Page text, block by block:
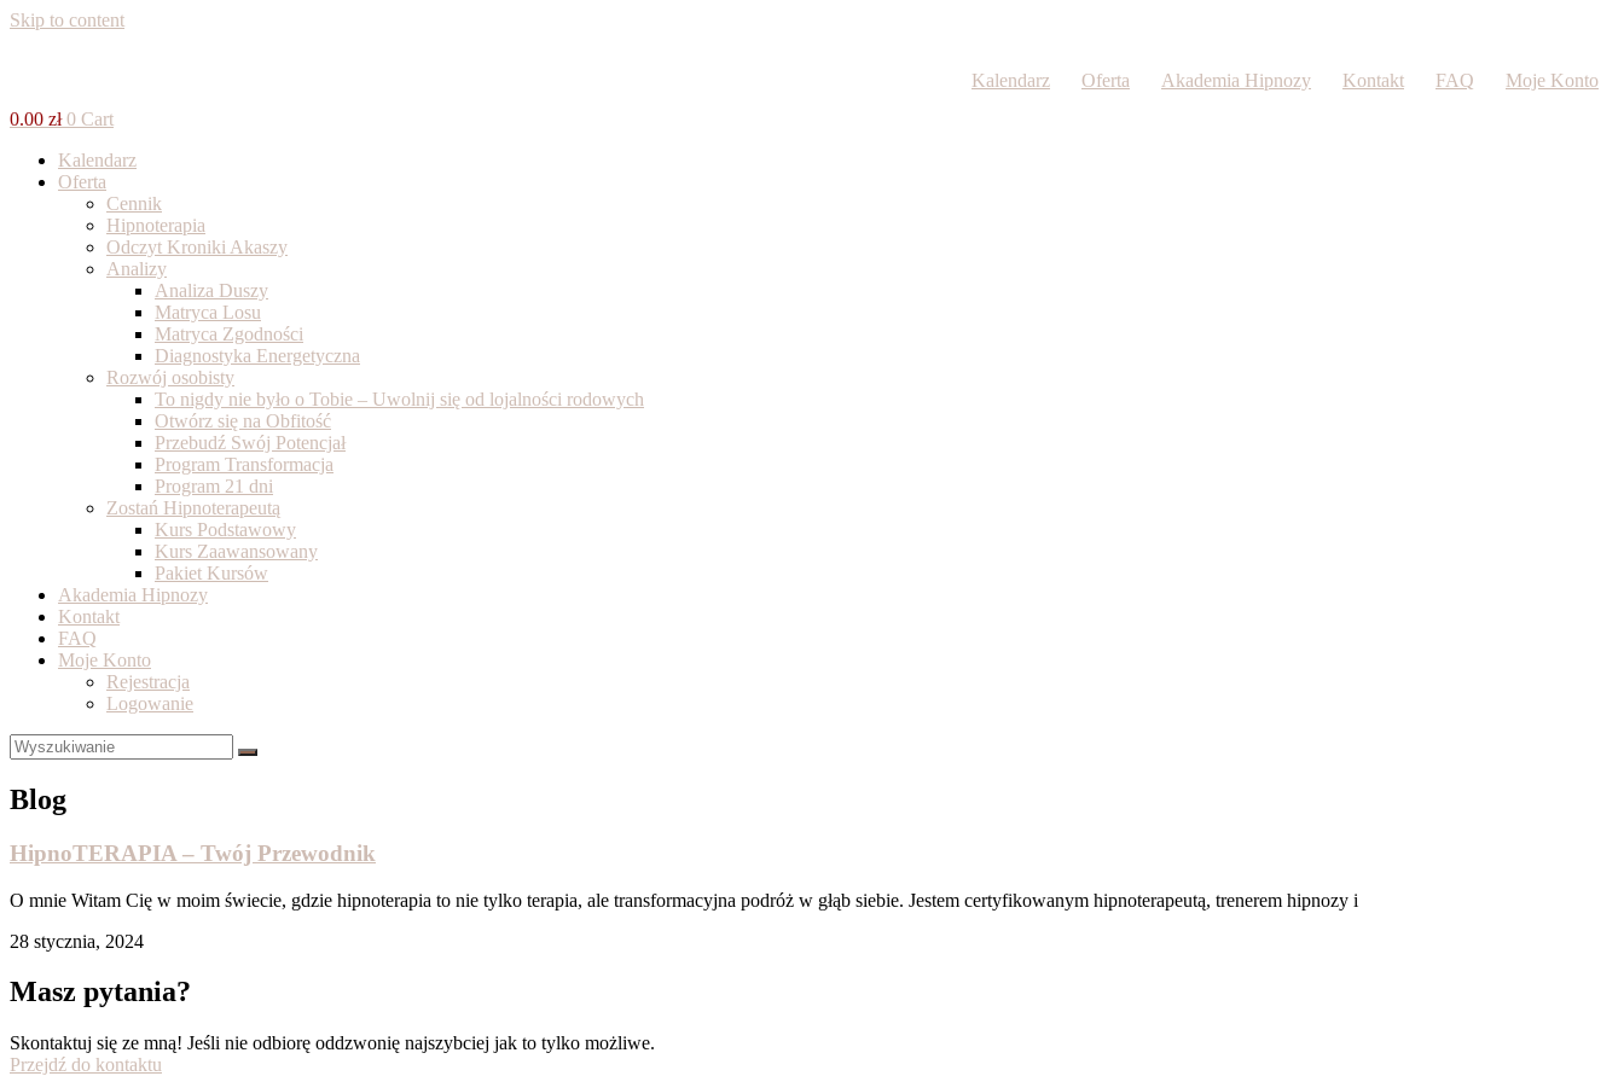
Skip to content
Kalendarz Oferta Akademia Hipnozy Kontakt FAQ
Moje Konto
0.00 zł 0 Cart
Kalendarz
Oferta
Cennik
Hipnoterapia
Odczyt Kroniki Akaszy
Analizy
Analiza Duszy
Matryca Losu
Matryca Zgodności
Diagnostyka Energetyczna
Rozwój osobisty
To nigdy nie było o Tobie – Uwolnij się od lojalności rodowych
Otwórz się na Obfitość
Przebudź Swój Potencjał
Program Transformacja
Program 21 dni
Zostań Hipnoterapeutą
Kurs Podstawowy
Kurs Zaawansowany
Pakiet Kursów
Akademia Hipnozy
Kontakt
FAQ
Moje Konto
Rejestracja
Logowanie
Blog
HipnoTERAPIA – Twój Przewodnik
O mnie Witam Cię w moim świecie, gdzie hipnoterapia to nie tylko terapia, ale transformacyjna podróż w głąb siebie. Jestem certyfikowanym hipnoterapeutą, trenerem hipnozy i
28 stycznia, 2024
Masz pytania?
Skontaktuj się ze mną! Jeśli nie odbiorę oddzwonię najszybciej jak to tylko możliwe.
Przejdź do kontaktu